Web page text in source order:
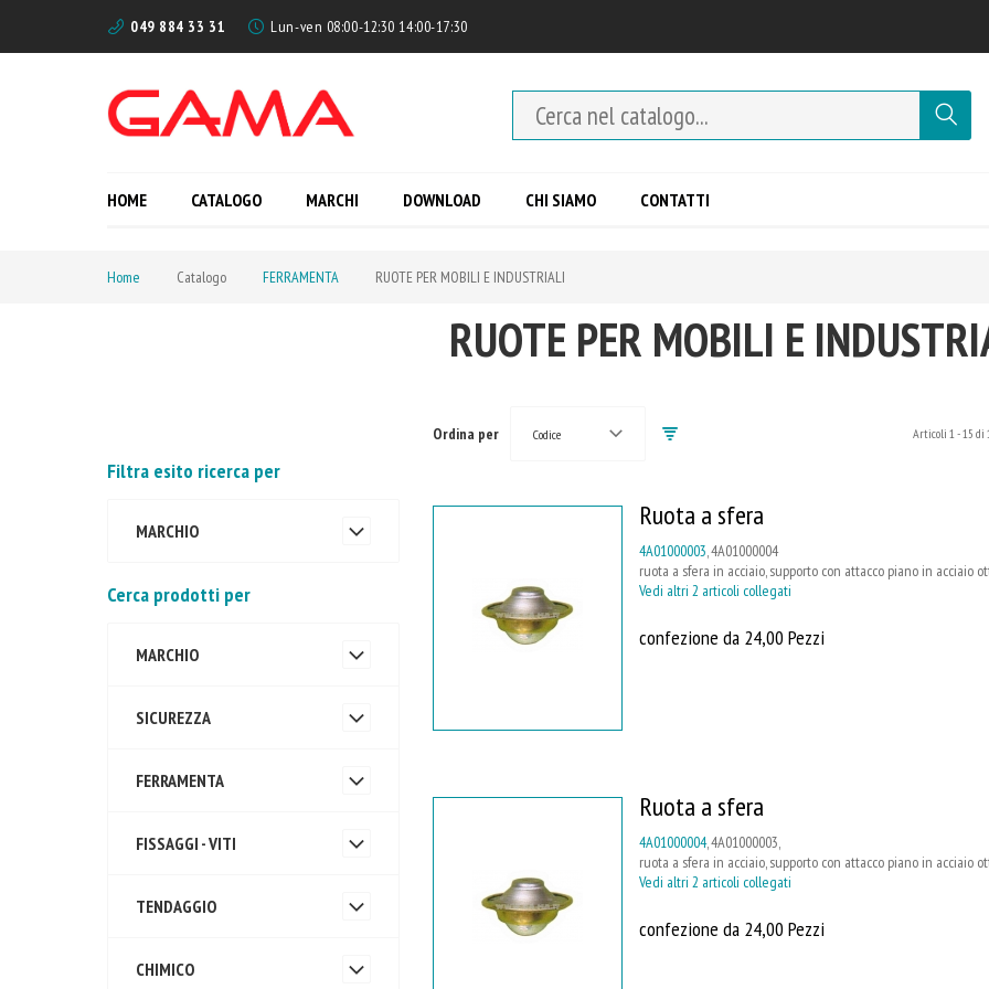
049 884 33 31 Lun-ven 08:00-12:30 14:00-17:30
HOME CATALOGO MARCHI DOWNLOAD CHI SIAMO CONTATTI
Home Catalogo FERRAMENTA RUOTE PER MOBILI E INDUSTRIALI
RUOTE PER MOBILI E
Ordina per Codice Articoli 1-15 di
Ruota a sfera
4A01000003, 4A01000004
ruota a sfera in acciaio, supporto con attacco piano in acciaio
Vedi altri 2 articoli collegati
confezione da 24,00 Pezzi
Ruota a sfera
4A01000004, 4A01000003,
ruota a sfera in acciaio, supporto con attacco piano in acciaio
Vedi altri 2 articoli collegati
confezione da 24,00 Pezzi
Filtra esito ricerca per
MARCHIO
Cerca prodotti per
MARCHIO
SICUREZZA
FERRAMENTA
FISSAGGI - VITI
TENDAGGIO
CHIMICO